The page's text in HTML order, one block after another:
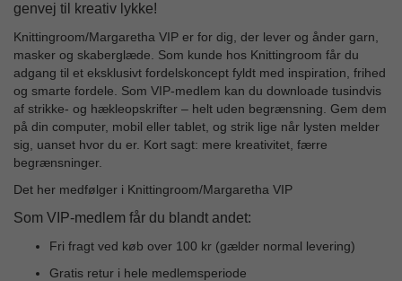
genvej til kreativ lykke!
Knittingroom/Margaretha VIP er for dig, der lever og ånder garn,
masker og skaberglæde. Som kunde hos Knittingroom får du
adgang til et eksklusivt fordelskoncept fyldt med inspiration, frihed
og smarte fordele. Som VIP-medlem kan du downloade tusindvis
af strikke- og hækleopskrifter – helt uden begrænsning. Gem dem
på din computer, mobil eller tablet, og strik lige når lysten melder
sig, uanset hvor du er. Kort sagt: mere kreativitet, færre
begrænsninger.
Det her medfølger i Knittingroom/Margaretha VIP
Som VIP-medlem får du blandt andet:
Fri fragt ved køb over 100 kr (gælder normal levering)
Gratis retur i hele medlemsperiode